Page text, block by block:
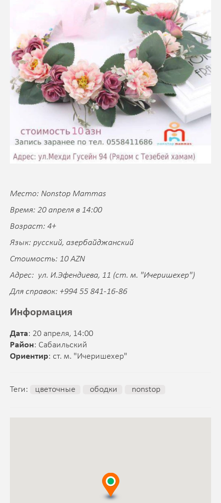
Место: Nonstop Mammas
Время: 20 апреля в 14:00
Возраст: 4+
Язык: русский, азербайджанский
Стоимость: 10 AZN
Адрес: ул. И.Эфендиева, 11 (ст. м. "Ичеришехер")
Для справок: +994 55 841-16-86
Информация
Дата: 20 апреля, 14:00
Район: Сабаильский
Ориентир: ст. м. "Ичеришехер"
Теги: цветочные ободки nonstop